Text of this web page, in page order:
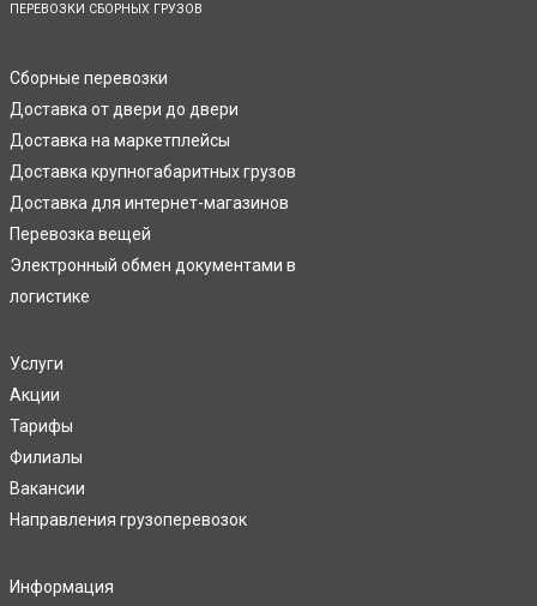
ПЕРЕВОЗКИ СБОРНЫХ ГРУЗОВ
Сборные перевозки
Доставка от двери до двери
Доставка на маркетплейсы
Доставка крупногабаритных грузов
Доставка для интернет-магазинов
Перевозка вещей
Электронный обмен документами в
логистике
Услуги
Акции
Тарифы
Филиалы
Вакансии
Направления грузоперевозок
Информация